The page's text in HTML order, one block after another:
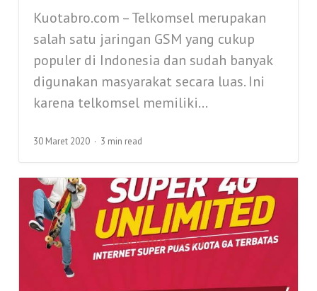
Kuotabro.com – Telkomsel merupakan
salah satu jaringan GSM yang cukup
populer di Indonesia dan sudah banyak
digunakan masyarakat secara luas. Ini
karena telkomsel memiliki...
30 Maret 2020 3 min read